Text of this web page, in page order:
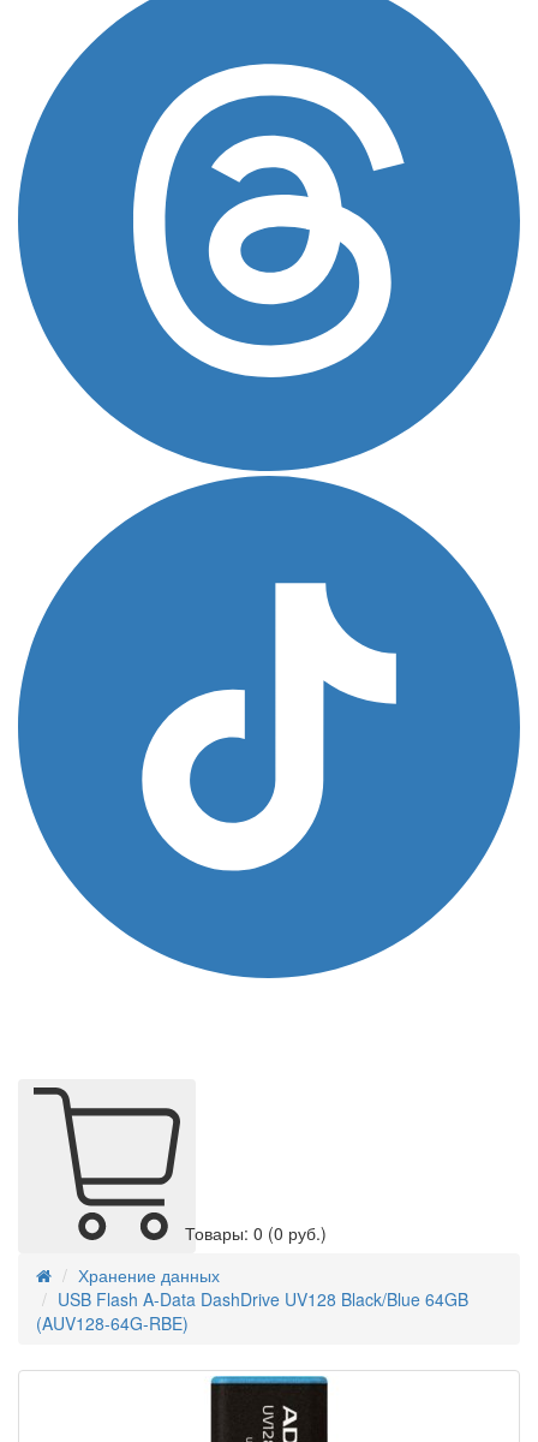
Товары: 0 (0 руб.)
Хранение данных
USB Flash A-Data DashDrive UV128 Black/Blue 64GB
(AUV128-64G-RBE)